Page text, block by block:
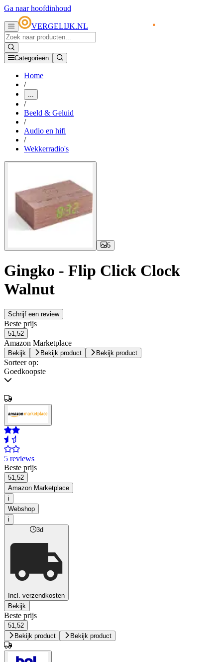
Ga naar hoofdinhoud
VERGELIJK.NL
Categorieën
Home
/
...
/
Beeld & Geluid
/
Audio en hifi
/
Wekkerradio's
5
Gingko - Flip Click Clock
Walnut
Schrijf een review
Beste prijs
51,52
Amazon Marketplace
Bekijk Bekijk product Bekijk product
Sorteer op:
Goedkoopste
5 reviews
Beste prijs
51,52
Amazon Marketplace
i
Webshop
i
3d
Incl. verzendkosten
Bekijk
Beste prijs
51,52
Bekijk product
Bekijk product